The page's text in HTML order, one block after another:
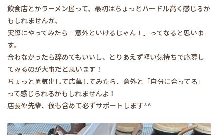
飲食店とかラーメン屋って、最初はちょっとハードル高く感じるか
もしれませんが、
実際にやってみたら「意外といけるじゃん！」ってなると思いま
す。
合わなかったら辞めてもいいし、とりあえず軽い気持ちで応募し
てみるのが大事だと思います！
ちょっと勇気出して応募してみたら、意外と「自分に合ってる」
って感じられるかもしれませんよ！
店長や先輩、僕も含めて必ずサポートします^^